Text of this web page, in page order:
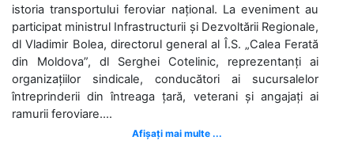
istoria transportului feroviar național. La eveniment au
participat ministrul Infrastructurii și Dezvoltării Regionale,
dl Vladimir Bolea, directorul general al Î.S. „Calea Ferată
din Moldova”, dl Serghei Cotelinic, reprezentanți ai
organizațiilor sindicale, conducători ai sucursalelor
întreprinderii din întreaga țară, veterani și angajați ai
ramurii feroviare....
Afișați mai multe ...